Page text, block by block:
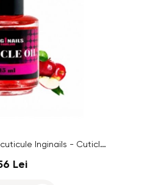
Ulei regenerator pentru cuticule Inginails - Cuticle Oil Red Apple, 15ml
Lei